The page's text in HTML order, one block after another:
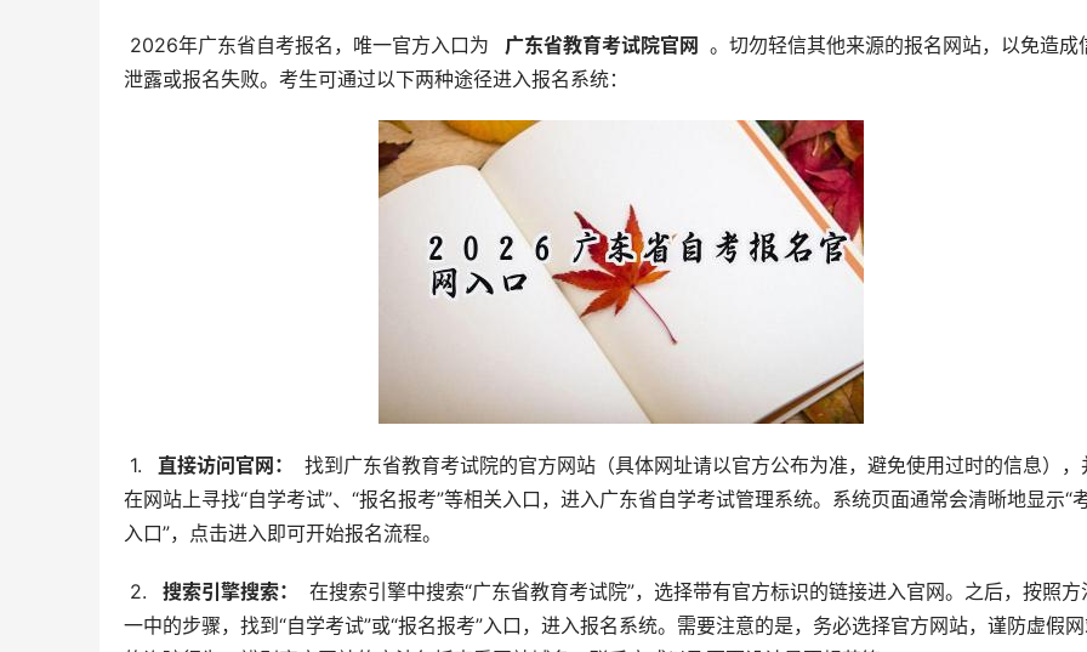
2026年广东省自考报名，唯一官方入口为
  广东省教育考试院官网
。切勿轻信其他来源的报名网站，以免造成
泄露或报名失败。考生可通过以下两种途径进入报名系统：
1.
  直接访问官网：
找到广东省教育考试院的官方网站（具体网址请以官方公布为准，避免使用过时的信息），
在网站上寻找“自学考试”、“报名报考”等相关入口，进入广东省自学考试管理系统。系统页面通常会清晰地显示“
入口”，点击进入即可开始报名流程。
2.
  搜索引擎搜索：
在搜索引擎中搜索“广东省教育考试院”，选择带有官方标识的链接进入官网。之后，按照方
一中的步骤，找到“自学考试”或“报名报考”入口，进入报名系统。需要注意的是，务必选择官方网站，谨防虚假